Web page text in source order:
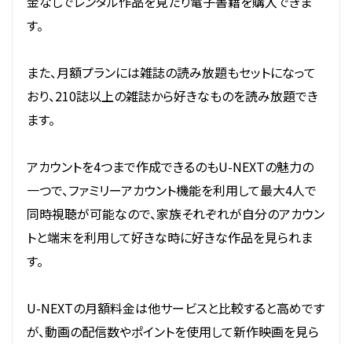
す。
また、月額プランには雑誌の読み放題もセットになって
おり、210誌以上の雑誌から好きなものを読み放題でき
ます。
アカウントを4つまで作成できるのもU-NEXTの魅力の
一つで、ファミリーアカウント機能を利用して最大4人で
同時視聴が可能なので、家族それぞれが自分のアカウン
トと端末を利用して好きな時に好きな作品を見られま
す。
U-NEXTの月額料金は他サービスと比較すると高めです
が、動画の配信数やポイントを使用して新作映画を見ら